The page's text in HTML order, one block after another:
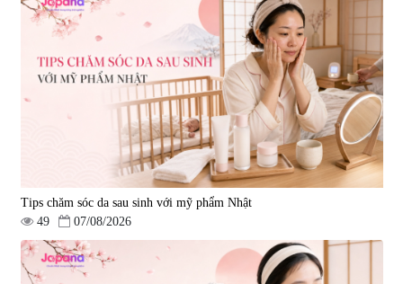
Tips chăm sóc da sau sinh với mỹ phẩm Nhật
49
07/08/2026